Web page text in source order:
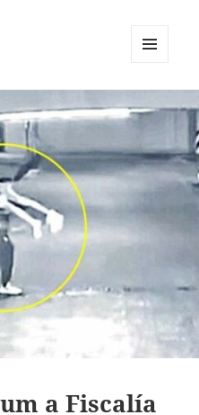
a Fiscalía